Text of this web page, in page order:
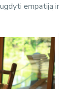
empatiją ir